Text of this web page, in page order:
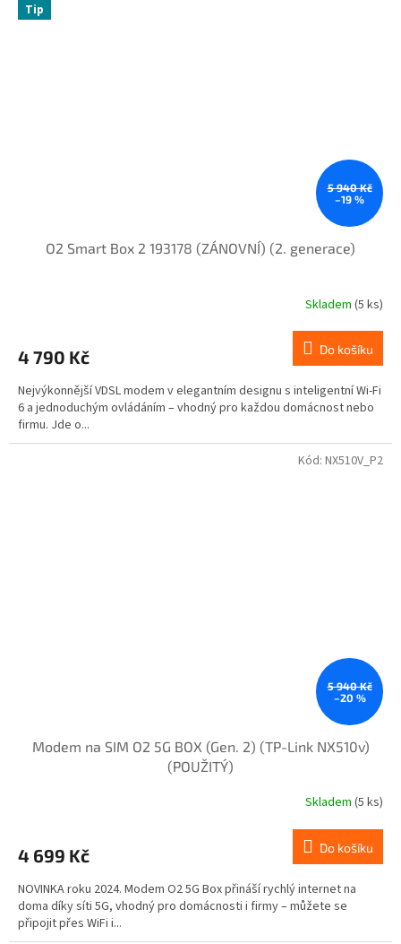
Tip
5 940 Kč
–19 %
O2 Smart Box 2 193178 (ZÁNOVNÍ) (2. generace)
Skladem (5 ks)
4 790 Kč Do košíku
Nejvýkonnější VDSL modem v elegantním designu s inteligentní Wi-Fi
6 a jednoduchým ovládáním – vhodný pro každou domácnost nebo
firmu. Jde o...
5 940 Kč
–20 %
Modem na SIM O2 5G BOX (Gen. 2) (TP-Link NX510v)
(POUŽITÝ)
Skladem (5 ks)
4 699 Kč Do košíku
NOVINKA roku 2024. Modem O2 5G Box přináší rychlý internet na
doma díky síti 5G, vhodný pro domácnosti i firmy – můžete se
připojit přes WiFi i...
Kód: NX510V_P2